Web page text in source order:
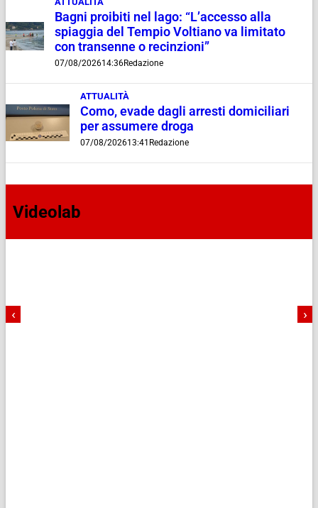
Bagni proibiti nel lago: “L’accesso alla
spiaggia del Tempio Voltiano va limitato
con transenne o recinzioni”
07/08/202614:36Redazione
ATTUALITÀ
Como, evade dagli arresti domiciliari
per assumere droga
07/08/202613:41 Redazione
Videolab
‹ ›